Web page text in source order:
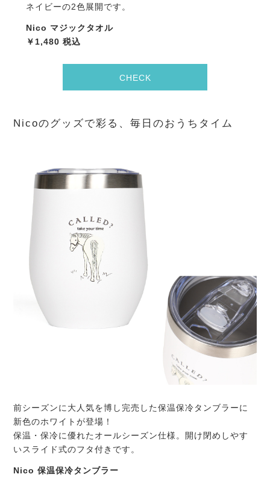
ネイビーの2色展開です。
Nico マジックタオル
￥1,480 税込
CHECK
Nicoのグッズで彩る、毎日のおうちタイム
前シーズンに大人気を博し完売した保温保冷タンブラーに
新色のホワイトが登場！
保温・保冷に優れたオールシーズン仕様。開け閉めしやす
いスライド式のフタ付きです。
Nico 保温保冷タンブラー